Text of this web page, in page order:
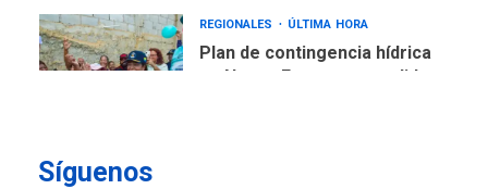
REGIONALES ÚLTIMA HORA
Plan de contingencia hídrica
en Nueva Esparta consolida
Síguenos